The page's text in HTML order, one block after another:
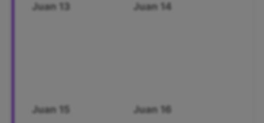
Juan 13 Juan 14
Juan 15 Juan 16